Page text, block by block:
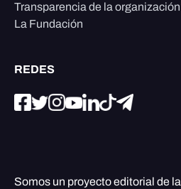
Transparencia de la organización
La Fundación
REDES
Somos un proyecto editorial de la